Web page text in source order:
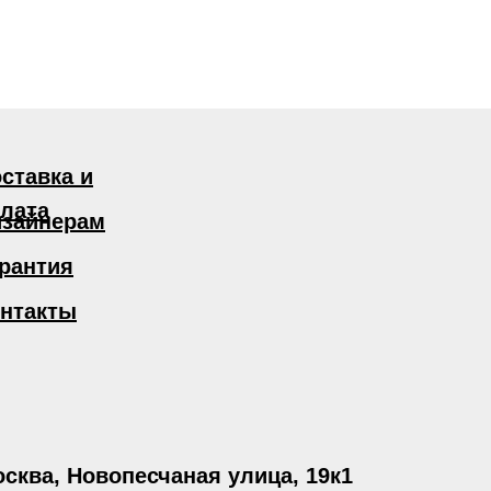
и
Новопесчаная улица, 19к1